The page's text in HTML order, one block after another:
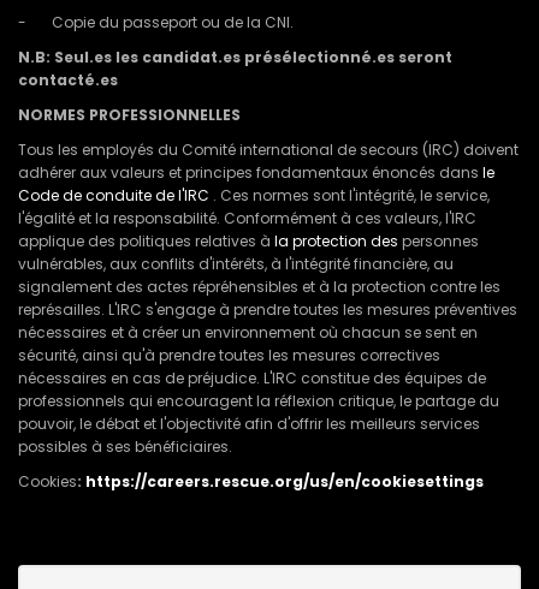
- Copie du passeport ou de la CNI.
N.B: Seul.es les candidat.es présélectionné.es seront
contacté.es
NORMES PROFESSIONNELLES
Tous les employés du Comité international de secours (IRC) doivent
adhérer aux valeurs et principes fondamentaux énoncés dans le
Code de conduite de l'IRC . Ces normes sont l'intégrité, le service,
l'égalité et la responsabilité. Conformément à ces valeurs, l'IRC
applique des politiques relatives à la protection des personnes
vulnérables, aux conflits d'intérêts, à l'intégrité financière, au
signalement des actes répréhensibles et à la protection contre les
représailles. L'IRC s'engage à prendre toutes les mesures préventives
nécessaires et à créer un environnement où chacun se sent en
sécurité, ainsi qu'à prendre toutes les mesures correctives
nécessaires en cas de préjudice. L'IRC constitue des équipes de
professionnels qui encouragent la réflexion critique, le partage du
pouvoir, le débat et l'objectivité afin d'offrir les meilleurs services
possibles à ses bénéficiaires.
Cookies: https://careers.rescue.org/us/en/cookiesettings